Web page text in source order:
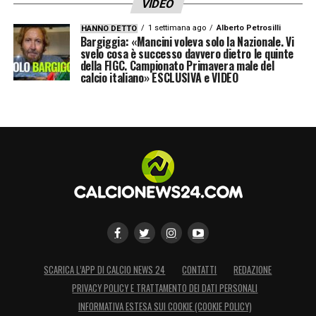
LA PLAYLIST DELLE NOSTRE TOP NEWS
VIDEO
HANNO DETTO 1 settimana ago Alberto Petrosilli
Bargiggia: «Mancini voleva solo la Nazionale. Vi
svelo cosa è successo davvero dietro le quinte
della FIGC. Campionato Primavera male del
calcio italiano» ESCLUSIVA e VIDEO
SCARICA L’APP DI CALCIO NEWS 24 CONTATTI
REDAZIONE
PRIVACY POLICY E TRATTAMENTO DEI DATI PERSONALI
INFORMATIVA ESTESA SUI COOKIE (COOKIE POLICY)